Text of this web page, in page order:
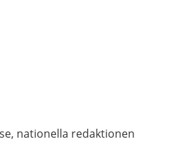
nationella redaktionen